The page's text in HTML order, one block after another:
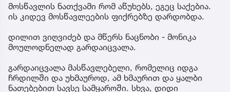
მოსწავლის ნათქვამი რომ აწუხებს, ეგეც საქებია.
ის კიდევ მოსწავლეების ფიქრებზე დარდობდა.
დილით ვიღვიძებ და მწერს ნაცნობი - მონიკა
მოულოდნელად გარდაიცვალა.
გარდაიცვალა მასწავლებელი, რომელიც იდგა
ჩრდილში და უხმაუროდ, ამ ხმაურით და ყალბი
ნათებებით სავსე სამყაროში. სხვა, დიდი